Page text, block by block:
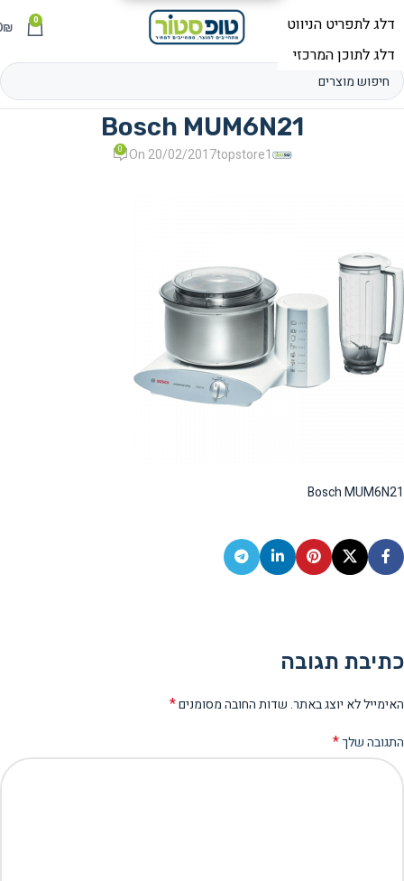
תפריט 0
₪
Bosch MUM6N21
topstore1
On 20/02/2017
0
Bosch MUM6N21
כתיבת תגובה
האימייל לא יוצג באתר.שדות החובה מסומנים*
התגובה שלך*